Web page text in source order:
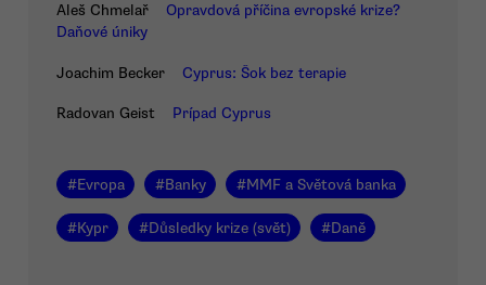
Aleš Chmelař
Opravdová příčina evropské krize?
Daňové úniky
Joachim Becker Cyprus: Šok bez terapie
Radovan Geist Prípad Cyprus
#Evropa #Banky #MMF a Světová banka
#Kypr #Důsledky krize (svět) #Daně